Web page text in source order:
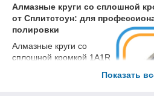
оптимальный вариант для каждого
Алмазные круги со сплошной
от Сплитстоун: для
полировки
Алмазные круги со
сплошной кромкой 1A1R
Показать